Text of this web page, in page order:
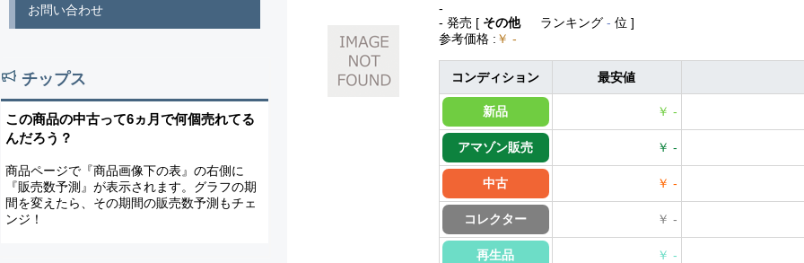
-
- 発売 [ その他 ランキング - 位 ]
参考価格 : ￥ -
コンディション 最安値
新品 ￥ -
アマゾン販売 ￥ -
中古 ￥ -
コレクター ￥ -
再生品 ￥ -
お問い合わせ
チップス
この商品の中古って6ヵ月で何個売れてる
んだろう？
商品ページで『商品画像下の表』の右側に
『販売数予測』が表示されます。グラフの期
間を変えたら、その期間の販売数予測もチェ
ンジ！